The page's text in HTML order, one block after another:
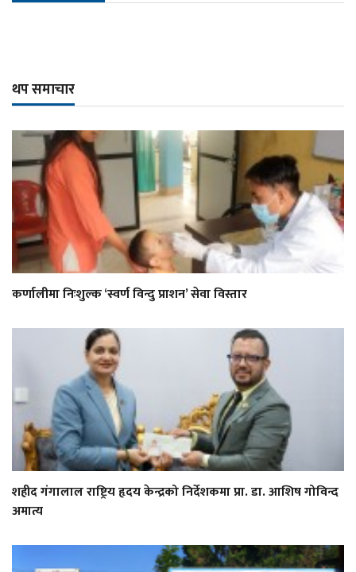
थप समाचार
कर्णालीमा निःशुल्क ‘स्वर्ण विन्दु प्राशन’ सेवा विस्तार
शहीद गंगालाल राष्ट्रिय हृदय केन्द्रको निर्देशकमा प्रा. डा. आशिष गोविन्द
अमात्य